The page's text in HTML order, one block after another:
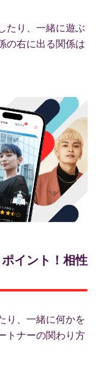
たり、一緒に遊ぶ
の右に出る関係は
イント！相性
り、一緒に何かを
トナーの関わり方